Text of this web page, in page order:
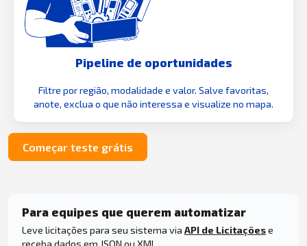
Pipeline de oportunidades
Filtre por região, modalidade e valor. Salve favoritas,
anote, exclua o que não interessa e visualize no mapa.
Começar teste grátis
Para equipes que querem automatizar
Leve licitações para seu sistema via API de Licitaçõese
receba dados em JSON ou XML.